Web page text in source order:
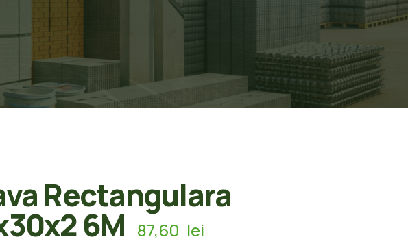
Rectangulara
6M 87,60 lei